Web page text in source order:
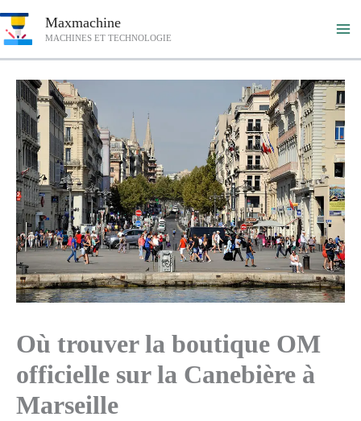
au
Maxmachine
MACHINES ET TECHNOLOGIE
Où trouver la boutique OM
officielle sur la Canebière à
Marseille